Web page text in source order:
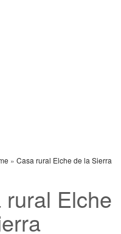
» Casa rural Elche de la Sierra
rural Elche